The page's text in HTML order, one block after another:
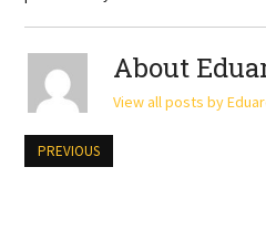
About
View all posts by
PREVIOUS